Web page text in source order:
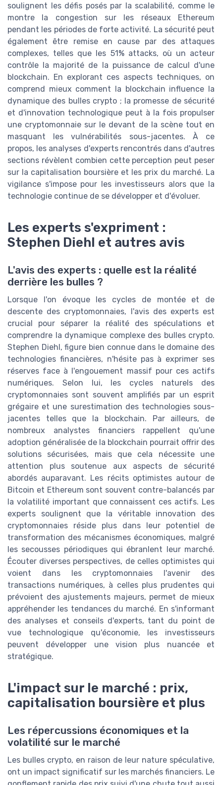
soulignent les défis posés par la scalabilité, comme le
montre la congestion sur les réseaux Ethereum
pendant les périodes de forte activité. La sécurité peut
également être remise en cause par des attaques
complexes, telles que les 51% attacks, où un acteur
contrôle la majorité de la puissance de calcul d'une
blockchain. En explorant ces aspects techniques, on
comprend mieux comment la blockchain influence la
dynamique des bulles crypto ; la promesse de sécurité
et d'innovation technologique peut à la fois propulser
une cryptomonnaie sur le devant de la scène tout en
masquant les vulnérabilités sous-jacentes. À ce
propos, les analyses d'experts rencontrés dans d'autres
sections révèlent combien cette perception peut peser
sur la capitalisation boursière et les prix du marché. La
vigilance s'impose pour les investisseurs alors que la
technologie continue de se développer et d'évoluer.
Les experts s'expriment :
Stephen Diehl et autres avis
L'avis des experts : quelle est la réalité
derrière les bulles ?
Lorsque l'on évoque les cycles de montée et de
descente des cryptomonnaies, l'avis des experts est
crucial pour séparer la réalité des spéculations et
comprendre la dynamique complexe des bulles crypto.
Stephen Diehl, figure bien connue dans le domaine des
technologies financières, n'hésite pas à exprimer ses
réserves face à l'engouement massif pour ces actifs
numériques. Selon lui, les cycles naturels des
cryptomonnaies sont souvent amplifiés par un esprit
grégaire et une surestimation des technologies sous-
jacentes telles que la blockchain. Par ailleurs, de
nombreux analystes financiers rappellent qu'une
adoption généralisée de la blockchain pourrait offrir des
solutions sécurisées, mais que cela nécessite une
attention plus soutenue aux aspects de sécurité
abordés auparavant. Les récits optimistes autour de
Bitcoin et Ethereum sont souvent contre-balancés par
la volatilité important que connaissent ces actifs. Les
experts soulignent que la véritable innovation des
cryptomonnaies réside plus dans leur potentiel de
transformation des mécanismes économiques, malgré
les secousses périodiques qui ébranlent leur marché.
Écouter diverses perspectives, de celles optimistes qui
voient dans les cryptomonnaies l'avenir des
transactions numériques, à celles plus prudentes qui
prévoient des ajustements majeurs, permet de mieux
appréhender les tendances du marché. En s'informant
des analyses et conseils d'experts, tant du point de
vue technologique qu'économie, les investisseurs
peuvent développer une vision plus nuancée et
stratégique.
L'impact sur le marché : prix,
capitalisation boursière et plus
Les répercussions économiques et la
volatilité sur le marché
Les bulles crypto, en raison de leur nature spéculative,
ont un impact significatif sur les marchés financiers. Le